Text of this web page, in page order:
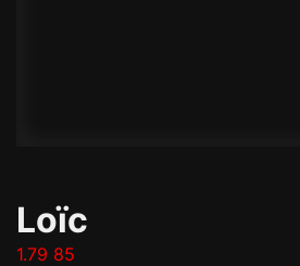
Loïc
1.79 85